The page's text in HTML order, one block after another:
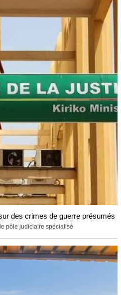
des crimes de guerre présumés
pôle judiciaire spécialisé